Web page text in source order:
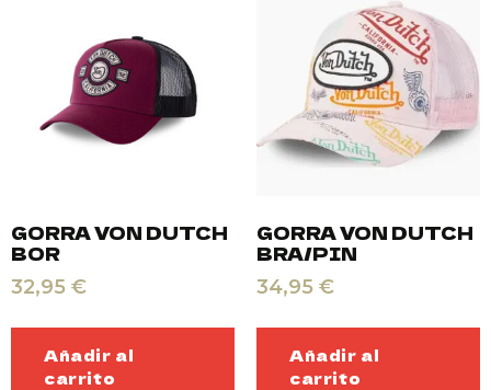
GORRA VON DUTCH
BOR
32,95 €
Añadir al
carrito
GORRA VON DUTCH
BRA/PIN
34,95 €
Añadir al
carrito